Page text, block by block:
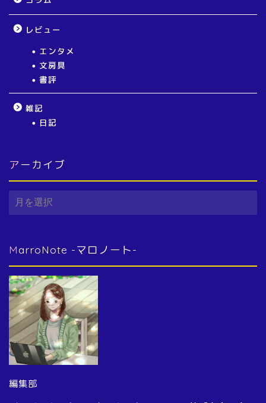
レビュー
エンタメ
文房具
書評
雑記
日記
アーカイブ
ア
ー
ブMarroNote -マロノート-
編集部